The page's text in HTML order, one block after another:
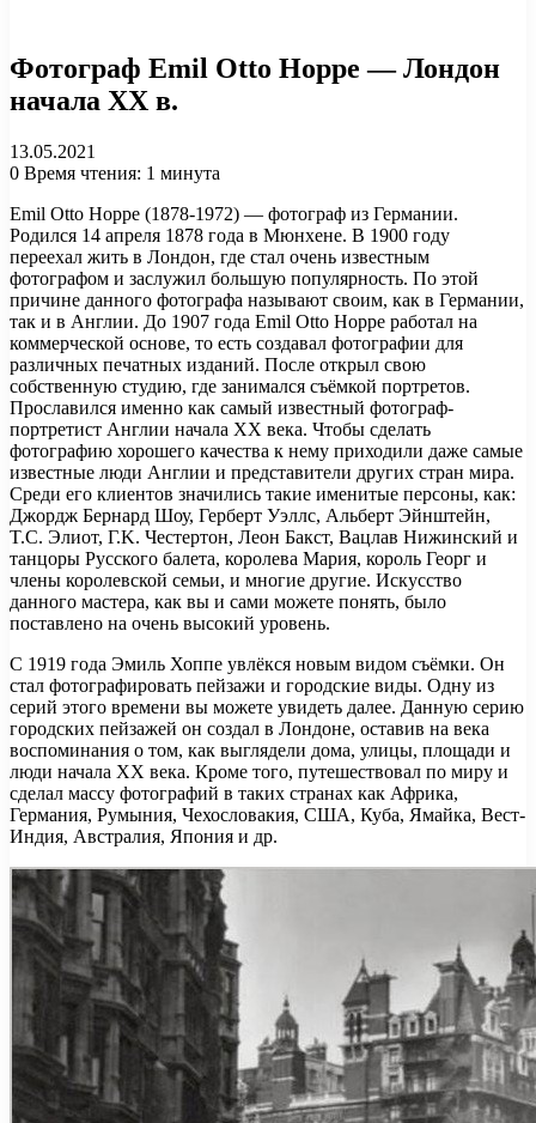
Фотограф Emil Otto Hoppe — Лондон
начала XX в.
13.05.2021
0 Время чтения: 1 минута
Emil Otto Hoppe (1878-1972) — фотограф из Германии.
Родился 14 апреля 1878 года в Мюнхене. В 1900 году
переехал жить в Лондон, где стал очень известным
фотографом и заслужил большую популярность. По этой
причине данного фотографа называют своим, как в Германии,
так и в Англии. До 1907 года Emil Otto Hoppe работал на
коммерческой основе, то есть создавал фотографии для
различных печатных изданий. После открыл свою
собственную студию, где занимался съёмкой портретов.
Прославился именно как самый известный фотограф-
портретист Англии начала XX века. Чтобы сделать
фотографию хорошего качества к нему приходили даже самые
известные люди Англии и представители других стран мира.
Среди его клиентов значились такие именитые персоны, как:
Джордж Бернард Шоу, Герберт Уэллс, Альберт Эйнштейн,
T.С. Элиот, Г.K. Честертон, Леон Бакст, Вацлав Нижинский и
танцоры Русского балета, королева Мария, король Георг и
члены королевской семьи, и многие другие. Искусство
данного мастера, как вы и сами можете понять, было
поставлено на очень высокий уровень.
С 1919 года Эмиль Хоппе увлёкся новым видом съёмки. Он
стал фотографировать пейзажи и городские виды. Одну из
серий этого времени вы можете увидеть далее. Данную серию
городских пейзажей он создал в Лондоне, оставив на века
воспоминания о том, как выглядели дома, улицы, площади и
люди начала XX века. Кроме того, путешествовал по миру и
сделал массу фотографий в таких странах как Африка,
Германия, Румыния, Чехословакия, США, Куба, Ямайка, Вест-
Индия, Австралия, Япония и др.